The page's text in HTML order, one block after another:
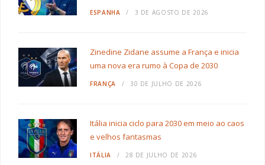
ESPANHA 3 DE AGOSTO DE 2026
Zinedine Zidane assume a França e inicia
uma nova era rumo à Copa de 2030
FRANÇA 30 DE JULHO DE 2026
Itália inicia ciclo para 2030 em meio ao caos
e velhos fantasmas
ITÁLIA 28 DE JULHO DE 2026